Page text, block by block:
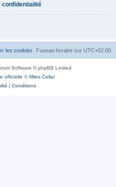
confidentialité
Fuseau horaire sur UTC+02:00
les cookies
Software © phpBB Limited
officielle ©Miles Cellar
| Conditions